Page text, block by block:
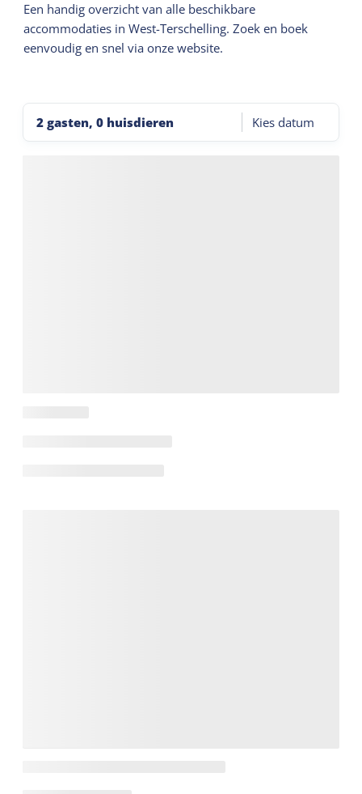
Een handig overzicht van alle beschikbare
accommodaties in West-Terschelling. Zoek en boek
eenvoudig en snel via onze website.
2 gasten, 0 huisdieren Kies datum